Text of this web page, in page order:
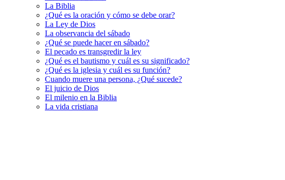
La Biblia
¿Qué es la oración y cómo se debe orar?
La Ley de Dios
La observancia del sábado
¿Qué se puede hacer en sábado?
El pecado es transgredir la ley
¿Qué es el bautismo y cuál es su significado?
¿Qué es la iglesia y cuál es su función?
Cuando muere una persona, ¿Qué sucede?
El juicio de Dios
El milenio en la Biblia
La vida cristiana